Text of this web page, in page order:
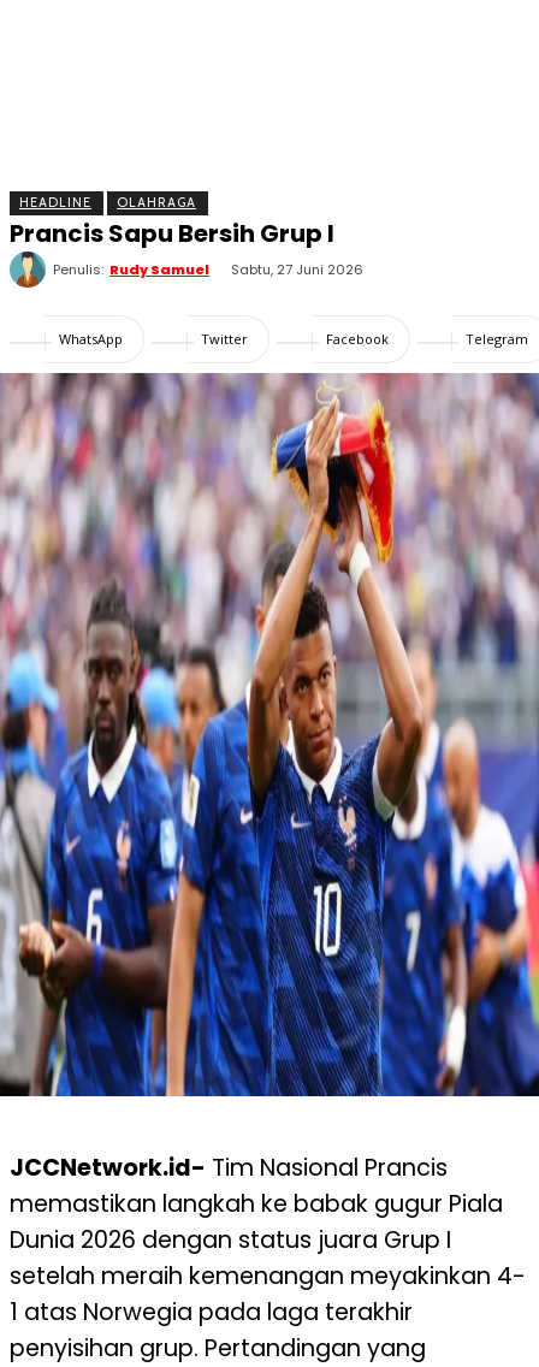
HEADLINE OLAHRAGA
Prancis Sapu Bersih Grup I
Penulis: Rudy Samuel Sabtu, 27 Juni 2026
WhatsApp Twitter Facebook Telegram
JCCNetwork.id- Tim Nasional Prancis
memastikan langkah ke babak gugur Piala
Dunia 2026 dengan status juara Grup I
setelah meraih kemenangan meyakinkan 4-
1 atas Norwegia pada laga terakhir
penyisihan grup. Pertandingan yang